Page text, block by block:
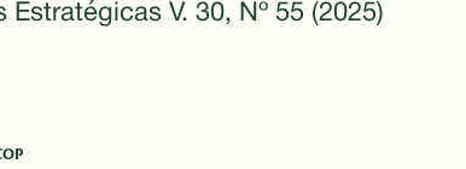
Estratégicas V. 30, Nº 55 (2025)